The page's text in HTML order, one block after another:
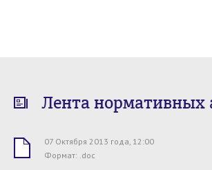
Лента нормативных
07 Октября 2013 года, 12:00
Формат: .doc